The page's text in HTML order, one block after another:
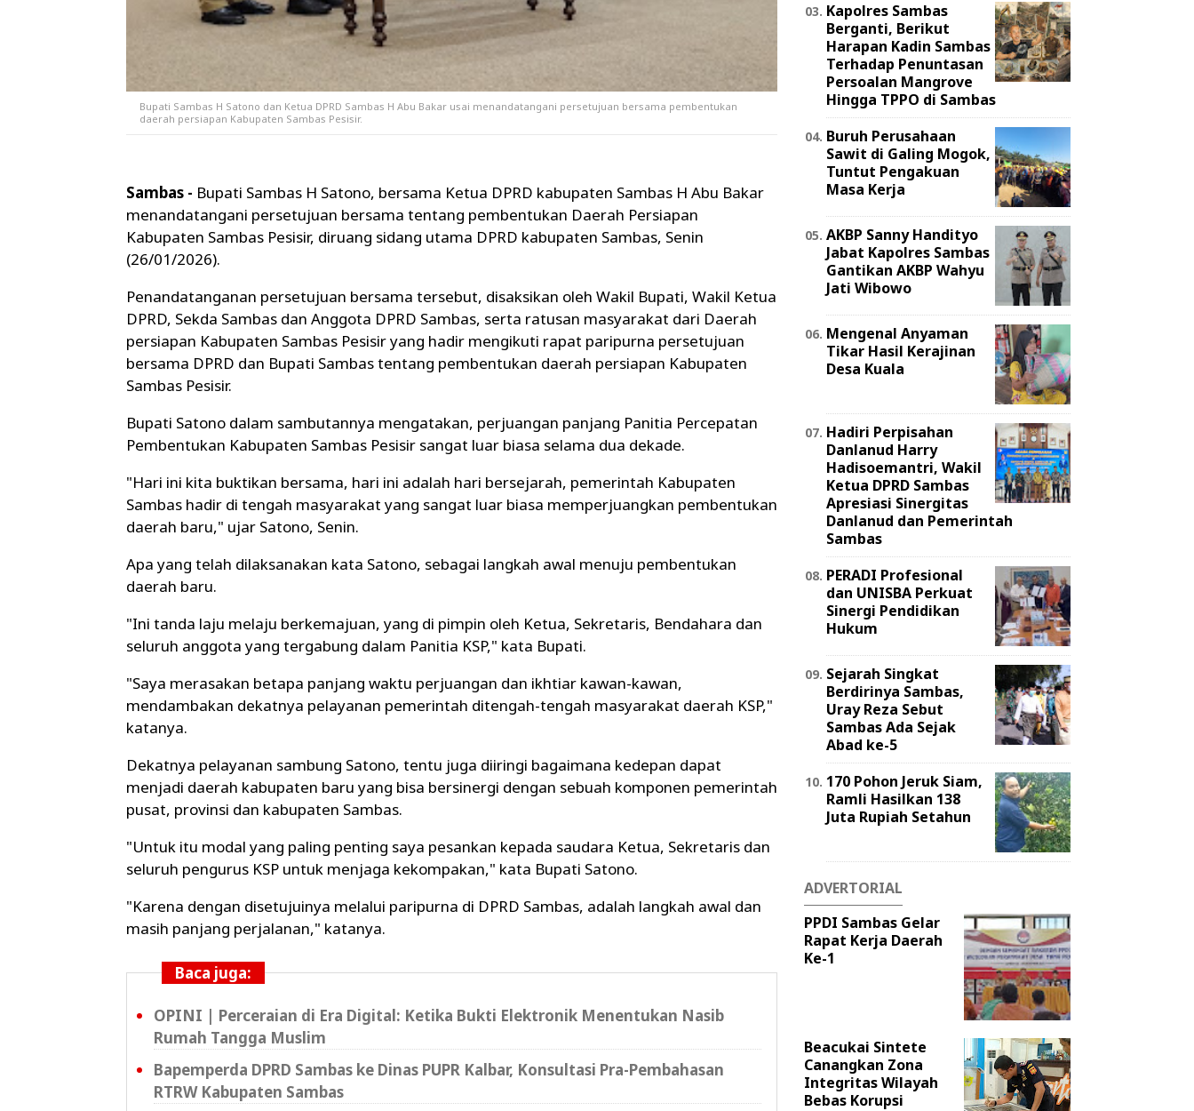
Bupati Sambas H Satono dan Ketua DPRD Sambas H Abu Bakar usai menandatangani persetujuan bersama pembentukan
daerah persiapan Kabupaten Sambas Pesisir.
Sambas - Bupati Sambas H Satono, bersama Ketua DPRD kabupaten Sambas H Abu Bakar
menandatangani persetujuan bersama tentang pembentukan Daerah Persiapan
Kabupaten Sambas Pesisir, diruang sidang utama DPRD kabupaten Sambas, Senin
(26/01/2026).
Penandatanganan persetujuan bersama tersebut, disaksikan oleh Wakil Bupati, Wakil Ketua
DPRD, Sekda Sambas dan Anggota DPRD Sambas, serta ratusan masyarakat dari Daerah
persiapan Kabupaten Sambas Pesisir yang hadir mengikuti rapat paripurna persetujuan
bersama DPRD dan Bupati Sambas tentang pembentukan daerah persiapan Kabupaten
Sambas Pesisir.
Bupati Satono dalam sambutannya mengatakan, perjuangan panjang Panitia Percepatan
Pembentukan Kabupaten Sambas Pesisir sangat luar biasa selama dua dekade.
"Hari ini kita buktikan bersama, hari ini adalah hari bersejarah, pemerintah Kabupaten
Sambas hadir di tengah masyarakat yang sangat luar biasa memperjuangkan pembentukan
daerah baru," ujar Satono, Senin.
Apa yang telah dilaksanakan kata Satono, sebagai langkah awal menuju pembentukan
daerah baru.
"Ini tanda laju melaju berkemajuan, yang di pimpin oleh Ketua, Sekretaris, Bendahara dan
seluruh anggota yang tergabung dalam Panitia KSP," kata Bupati.
"Saya merasakan betapa panjang waktu perjuangan dan ikhtiar kawan-kawan,
mendambakan dekatnya pelayanan pemerintah ditengah-tengah masyarakat daerah KSP,"
katanya.
Dekatnya pelayanan sambung Satono, tentu juga diiringi bagaimana kedepan dapat
menjadi daerah kabupaten baru yang bisa bersinergi dengan sebuah komponen pemerintah
pusat, provinsi dan kabupaten Sambas.
"Untuk itu modal yang paling penting saya pesankan kepada saudara Ketua, Sekretaris dan
seluruh pengurus KSP untuk menjaga kekompakan," kata Bupati Satono.
"Karena dengan disetujuinya melalui paripurna di DPRD Sambas, adalah langkah awal dan
masih panjang perjalanan," katanya.
Baca juga:
OPINI | Perceraian di Era Digital: Ketika Bukti Elektronik Menentukan Nasib
Rumah Tangga Muslim
Bapemperda DPRD Sambas ke Dinas PUPR Kalbar, Konsultasi Pra-Pembahasan
RTRW Kabupaten Sambas
Kapolres Sambas
Berganti, Berikut
Harapan Kadin Sambas
Terhadap Penuntasan
Persoalan Mangrove
Hingga TPPO di Sambas
Buruh Perusahaan
Sawit di Galing Mogok,
Tuntut Pengakuan
Masa Kerja
AKBP Sanny Handityo
Jabat Kapolres Sambas
Gantikan AKBP Wahyu
Jati Wibowo
Mengenal Anyaman
Tikar Hasil Kerajinan
Desa Kuala
Hadiri Perpisahan
Danlanud Harry
Hadisoemantri, Wakil
Ketua DPRD Sambas
Apresiasi Sinergitas
Danlanud dan Pemerintah
Sambas
PERADI Profesional
dan UNISBA Perkuat
Sinergi Pendidikan
Hukum
Sejarah Singkat
Berdirinya Sambas,
Uray Reza Sebut
Sambas Ada Sejak
Abad ke-5
170 Pohon Jeruk Siam,
Ramli Hasilkan 138
Juta Rupiah Setahun
ADVERTORIAL
PPDI Sambas Gelar
Rapat Kerja Daerah
Ke-1
Beacukai Sintete
Canangkan Zona
Integritas Wilayah
Bebas Korupsi